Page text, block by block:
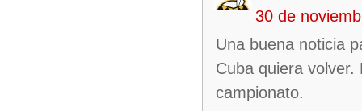
30 de
Una buena noticia
Cuba quiera
campionato.